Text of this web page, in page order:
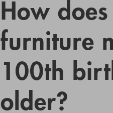
How
furniture
100th
older?